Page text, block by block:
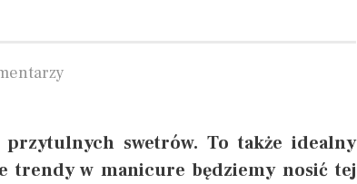
swetrów. To także idealny
trendy w manicure będziemy nosić tej